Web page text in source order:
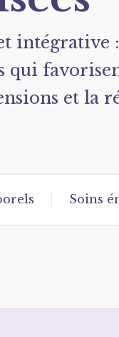
intégrative
qui
et la
Soins